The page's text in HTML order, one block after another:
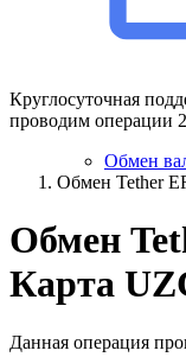
Круглосуточная
проводим операции
Обмен
Обмен Tether
Обмен
Карта
Данная операция